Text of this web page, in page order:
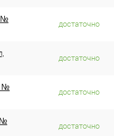
№
достаточно
достаточно
№
достаточно
№
достаточно